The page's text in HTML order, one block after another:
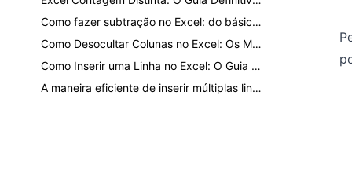
Como fazer subtração no Excel: do básico ao IA de um clique
Como Desocultar Colunas no Excel: Os Métodos Mais Rápidos para Cada Situação
Como Inserir uma Linha no Excel: O Guia Definitivo para Formatação Mais Rápida
A maneira eficiente de inserir múltiplas linhas e colunas sem quebrar seus dados